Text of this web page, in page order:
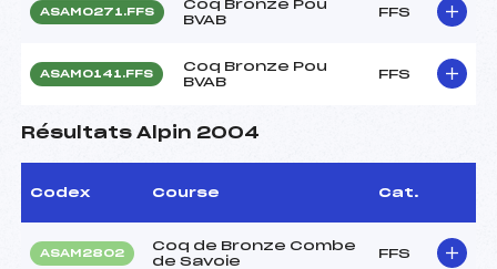
ASAM0271.FFS
Coq Bronze Pou
BVAB
FFS
ASAM0141.FFS
Coq Bronze Pou
BVAB
FFS
Résultats Alpin 2004
Codex Course Cat.
ASAM2802
Coq de Bronze Combe
de Savoie
FFS